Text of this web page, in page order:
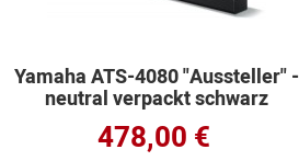
Yamaha ATS-4080 "Aussteller" -
neutral verpackt schwarz
478,00 €